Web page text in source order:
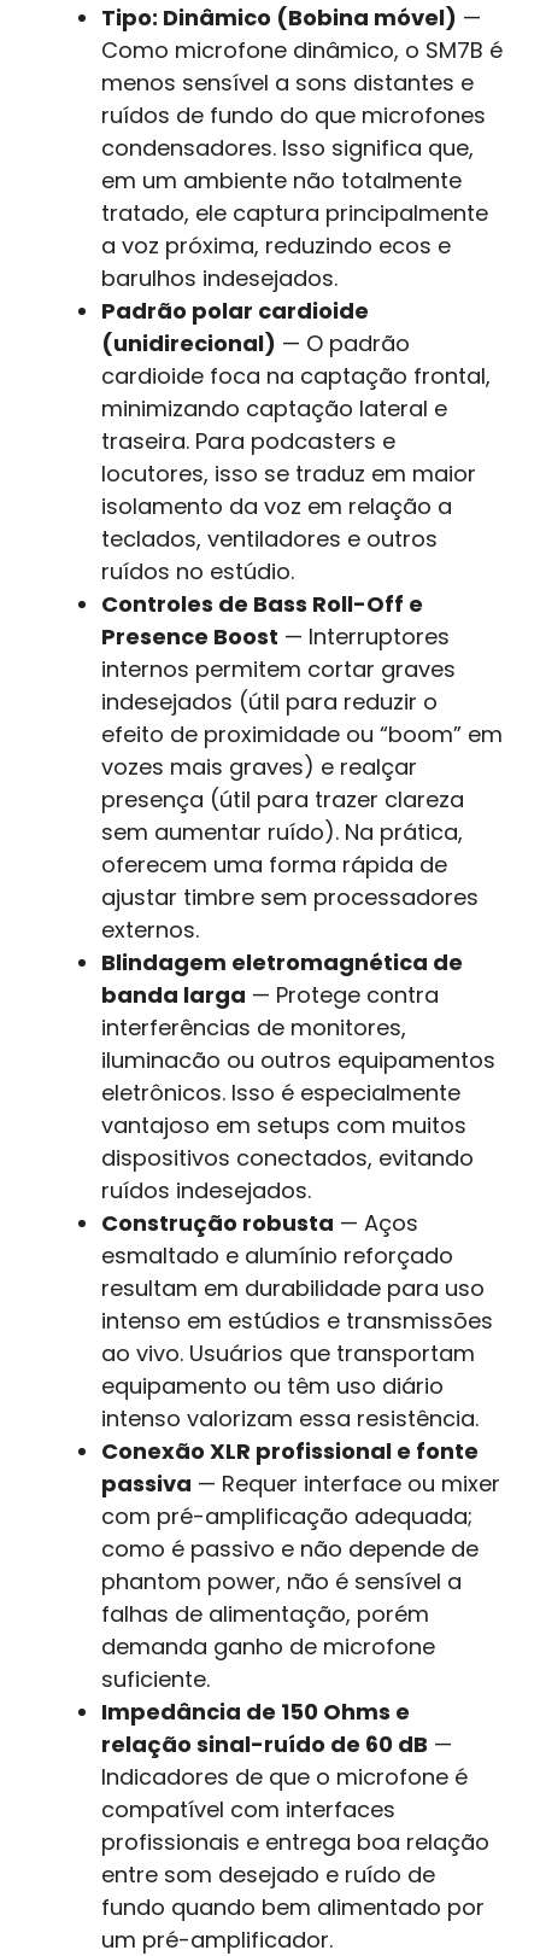
Tipo: Dinâmico (Bobina móvel) —
Como microfone dinâmico, o SM7B é
menos sensível a sons distantes e
ruídos de fundo do que microfones
condensadores. Isso significa que,
em um ambiente não totalmente
tratado, ele captura principalmente
a voz próxima, reduzindo ecos e
barulhos indesejados.
Padrão polar cardioide
(unidirecional) — O padrão
cardioide foca na captação frontal,
minimizando captação lateral e
traseira. Para podcasters e
locutores, isso se traduz em maior
isolamento da voz em relação a
teclados, ventiladores e outros
ruídos no estúdio.
Controles de Bass Roll-Off e
Presence Boost — Interruptores
internos permitem cortar graves
indesejados (útil para reduzir o
efeito de proximidade ou “boom” em
vozes mais graves) e realçar
presença (útil para trazer clareza
sem aumentar ruído). Na prática,
oferecem uma forma rápida de
ajustar timbre sem processadores
externos.
Blindagem eletromagnética de
banda larga — Protege contra
interferências de monitores,
iluminacão ou outros equipamentos
eletrônicos. Isso é especialmente
vantajoso em setups com muitos
dispositivos conectados, evitando
ruídos indesejados.
Construção robusta — Aços
esmaltado e alumínio reforçado
resultam em durabilidade para uso
intenso em estúdios e transmissões
ao vivo. Usuários que transportam
equipamento ou têm uso diário
intenso valorizam essa resistência.
Conexão XLR profissional e fonte
passiva — Requer interface ou mixer
com pré-amplificação adequada;
como é passivo e não depende de
phantom power, não é sensível a
falhas de alimentação, porém
demanda ganho de microfone
suficiente.
Impedância de 150 Ohms e
relação sinal-ruído de 60 dB —
Indicadores de que o microfone é
compatível com interfaces
profissionais e entrega boa relação
entre som desejado e ruído de
fundo quando bem alimentado por
um pré-amplificador.